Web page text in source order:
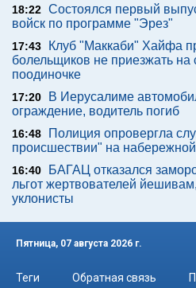
18:22 Состоялся первый
войск по программе "Эрез"
17:43
Клуб "Маккаби" Хайфа
болельщиков не приезжать на
поодиночке
17:20
В Иерусалиме
ограждение, водитель погиб
16:48
Полиция опровергла
происшествии" на
16:40
БАГАЦ отказался
льгот жертвователей
уклонисты
Пятница, 07 августа 2026 г.
Теги Обратная связь